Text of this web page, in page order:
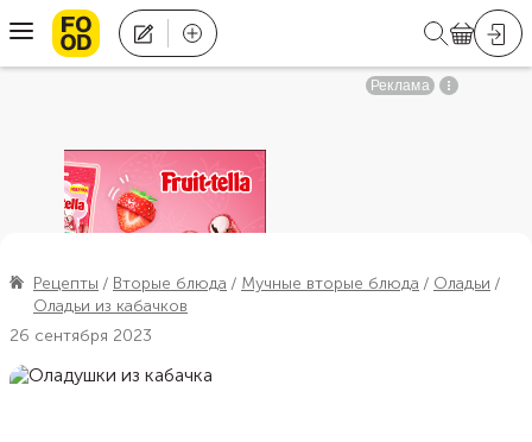
Рецепты Вторые блюда Мучные вторые блюда
Оладьи
Оладьи из кабачков
26 сентября 2023